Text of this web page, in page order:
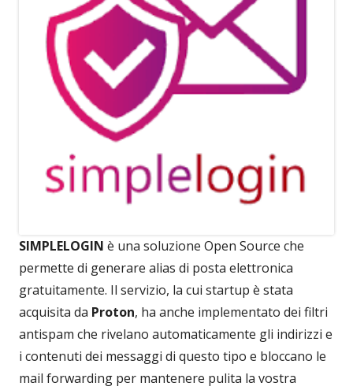
SIMPLELOGIN è una soluzione Open Source che
permette di generare alias di posta elettronica
gratuitamente. Il servizio, la cui startup è stata
acquisita da Proton, ha anche implementato dei filtri
antispam che rivelano automaticamente gli indirizzi e
i contenuti dei messaggi di questo tipo e bloccano le
mail forwarding per mantenere pulita la vostra